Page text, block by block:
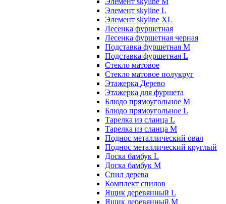
Элемент skyline L
Элемент skyline XL
Лесенка фуршетная
Лесенка фуршетная черная
Подставка фуршетная M
Подставка фуршетная L
Стекло матовое
Стекло матовое полукруг
Этажерка Дерево
Этажерка для фуршета
Блюдо прямоугольное M
Блюдо прямоугольное L
Тарелка из сланца L
Тарелка из сланца M
Поднос металлический овал
Поднос металлический круглый
Доска бамбук L
Доска бамбук M
Спил дерева
Комплект спилов
Ящик деревянный L
Ящик деревянный M